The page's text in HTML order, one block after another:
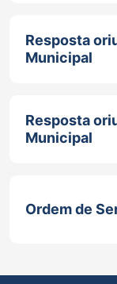
Resposta
Municipal
Resposta
Municipal
Ordem de